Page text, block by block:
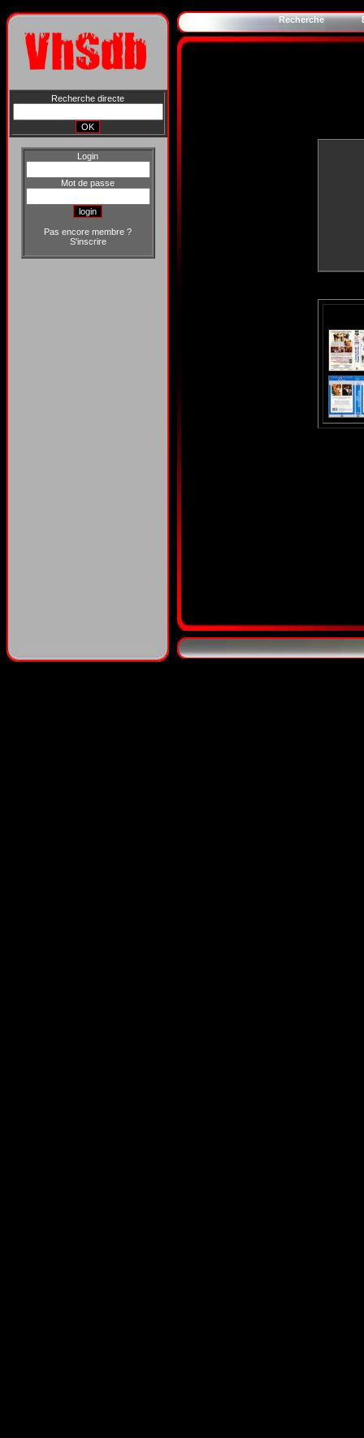
Recherche directe
Login
Mot de passe
Pas encore membre ?
S'inscrire
Recherche